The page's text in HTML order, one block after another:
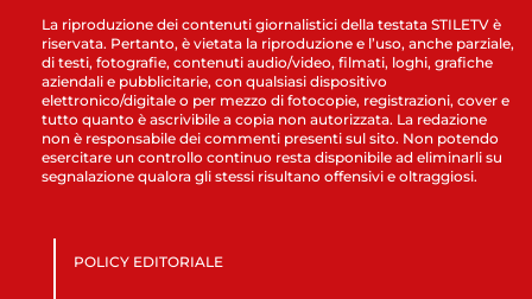
La riproduzione dei contenuti giornalistici della testata STILETV è
riservata. Pertanto, è vietata la riproduzione e l’uso, anche parziale,
di testi, fotografie, contenuti audio/video, filmati, loghi, grafiche
aziendali e pubblicitarie, con qualsiasi dispositivo
elettronico/digitale o per mezzo di fotocopie, registrazioni, cover e
tutto quanto è ascrivibile a copia non autorizzata. La redazione
non è responsabile dei commenti presenti sul sito. Non potendo
esercitare un controllo continuo resta disponibile ad eliminarli su
segnalazione qualora gli stessi risultano offensivi e oltraggiosi.
POLICY EDITORIALE